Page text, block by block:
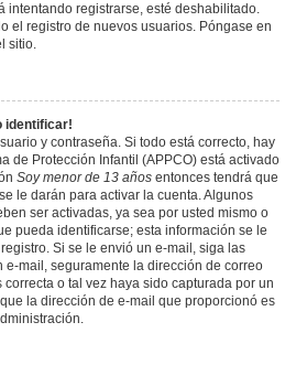
intentando registrarse, esté deshabilitado.
el registro de nuevos usuarios. Póngase en
sitio.
identificar!
y contraseña. Si todo está correcto, hay
de Protección Infantil (APPCO) está activado
Soy menor de 13 años entonces tendrá que
le darán para activar la cuenta. Algunos
ser activadas, ya sea por usted mismo o
pueda identificarse; esta información se le
Si se le envió un e-mail, siga las
mail, seguramente la dirección de correo
o tal vez haya sido capturada por un
la dirección de e-mail que proporcionó es